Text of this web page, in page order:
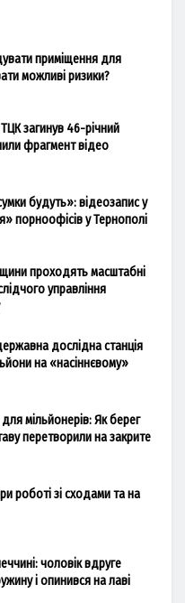
приміщення для
можливі ризики?
загинув 46-річний
фрагмент відео
будуть»: відеозапис у
порноофісів у Тернополі
проходять масштабні
управління
дослідна станція
на «насіннєвому»
мільйонерів: Як берег
перетворили на закрите
роботі зі сходами та на
чоловік вдруге
і опинився на лаві